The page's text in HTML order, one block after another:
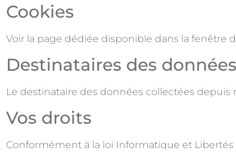
Cookies
Voir la page dédiée disponible dans la fenêtre
Destinataires des données
Le destinataire des données collectées depuis
Vos droits
Conformément à la loi Informatique et Libertés